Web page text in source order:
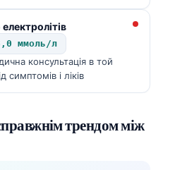
ммоль/л
консультація в той
і ліків
трендом між